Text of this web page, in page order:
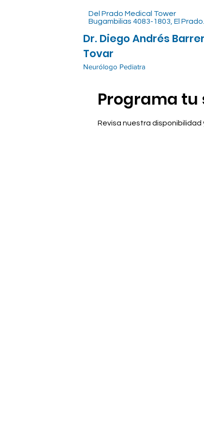
Dr. Diego Andrés
Tovar
Neurólogo Pediatra
Del Prado Medical Tower
Bugambilias 4083-1803, El
Programa tu
Revisa nuestra